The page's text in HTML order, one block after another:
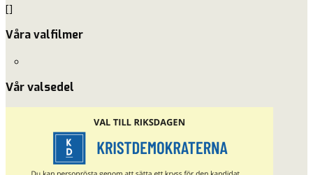
[]
Våra valfilmer
Vår valsedel